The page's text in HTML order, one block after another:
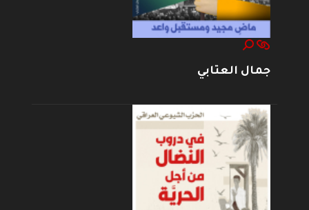
جمال العتابي